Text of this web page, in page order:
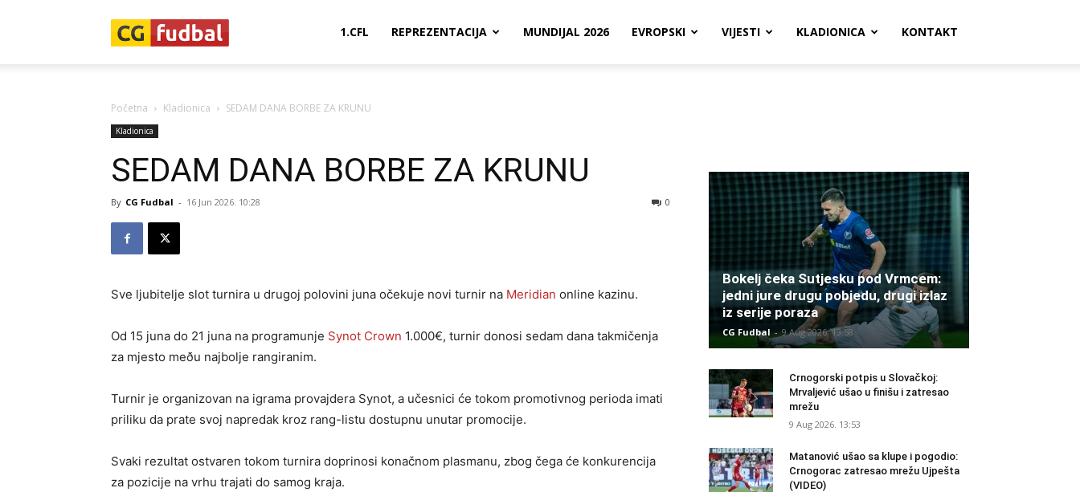
1.CFL REPREZENTACIJA MUNDIJAL 2026 EVROPSKI VIJESTI KLADIONICA KONTAKT
Početna Kladionica SEDAM DANA BORBE ZA KRUNU
Kladionica
SEDAM DANA BORBE ZA KRUNU
By CG Fudbal - 16 Jun 2026. 10:28 0
Sve ljubitelje slot turnira u drugoj polovini juna očekuje novi turnir na Meridian online kazinu.
Od 15 juna do 21 juna na programunje Synot Crown 1.000€, turnir donosi sedam dana takmičenja
za mjesto meðu najbolje rangiranim.
Turnir je organizovan na igrama provajdera Synot, a učesnici će tokom promotivnog perioda imati
priliku da prate svoj napredak kroz rang-listu dostupnu unutar promocije.
Svaki rezultat ostvaren tokom turnira doprinosi konačnom plasmanu, zbog čega će konkurencija
za pozicije na vrhu trajati do samog kraja.
Bokelj čeka Sutjesku pod Vrmcem:
jedni jure drugu pobjedu, drugi izlaz
iz serije poraza
CG Fudbal - 9 Aug 2026. 13:58
Crnogorski potpis u Slovačkoj:
Mrvaljević ušao u finišu i zatresao
mrežu
9 Aug 2026. 13:53
Matanović ušao sa klupe i pogodio:
Crnogorac zatresao mrežu Ujpešta
(VIDEO)